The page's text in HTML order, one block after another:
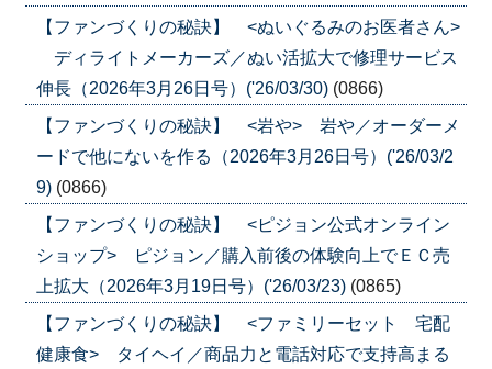
【ファンづくりの秘訣】 <ぬいぐるみのお医者さん>
ディライトメーカーズ／ぬい活拡大で修理サービス
伸長（2026年3月26日号）('26/03/30) (0866)
【ファンづくりの秘訣】 <岩や> 岩や／オーダーメ
ードで他にないを作る（2026年3月26日号）('26/03/2
9) (0866)
【ファンづくりの秘訣】 <ピジョン公式オンライン
ショップ> ピジョン／購入前後の体験向上でＥＣ売
上拡大（2026年3月19日号）('26/03/23) (0865)
【ファンづくりの秘訣】 <ファミリーセット 宅配
健康食> タイヘイ／商品力と電話対応で支持高まる